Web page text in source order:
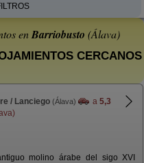
enBarriobusto (Álava)
CERCANOS
/ Lanciego (Álava) a 5,3
molino árabe del sigo XVI